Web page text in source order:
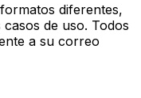
diferentes,
de uso. Todos
a su correo